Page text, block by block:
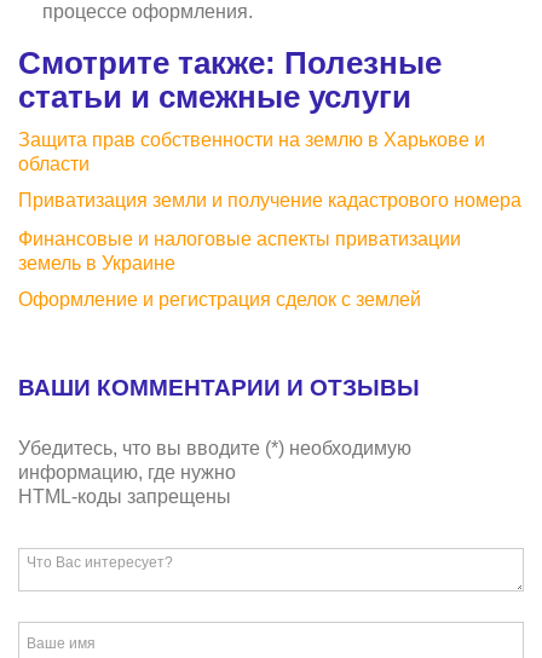
процессе оформления.
Смотрите также: Полезные
статьи и смежные услуги
Защита прав собственности на землю в Харькове и
области
Приватизация земли и получение кадастрового номера
Финансовые и налоговые аспекты приватизации
земель в Украине
Оформление и регистрация сделок с землей
ВАШИ КОММЕНТАРИИ И ОТЗЫВЫ
Убедитесь, что вы вводите (*) необходимую
информацию, где нужно
HTML-коды запрещены